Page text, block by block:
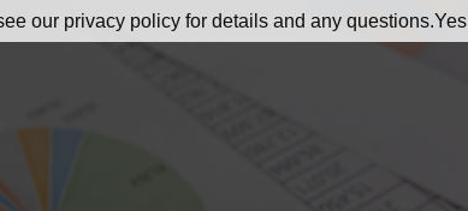
our privacy policy for details and any questions.Yes